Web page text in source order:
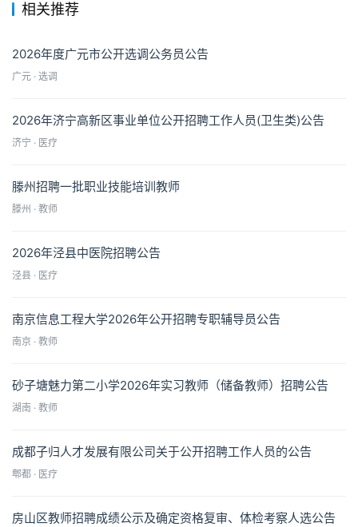
相关推荐
2026年度广元市公开选调公务员公告
广元 · 选调
2026年济宁高新区事业单位公开招聘工作人员(卫生类)公告
济宁 · 医疗
滕州招聘一批职业技能培训教师
滕州 · 教师
2026年泾县中医院招聘公告
泾县 · 医疗
南京信息工程大学2026年公开招聘专职辅导员公告
南京 · 教师
砂子塘魅力第二小学2026年实习教师（储备教师）招聘公告
湖南 · 教师
成都子归人才发展有限公司关于公开招聘工作人员的公告
郫都 · 医疗
房山区教师招聘成绩公示及确定资格复审、体检考察人选公告